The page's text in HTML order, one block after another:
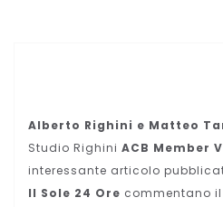
Alberto Righini e Matteo
Studio Righini ACB Member
interessante articolo
Il Sole 24 Ore commentano